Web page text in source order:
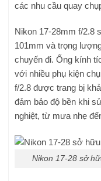
các nhu cầu quay
Nikon 17-28mm f/2.8
101mm và trọng
chuyến đi. Ống kính
với nhiều phụ kiện
f/2.8 được trang bị
đảm bảo độ bền khi
nghiệt, từ mưa nhẹ
Nikon 17-28 sở